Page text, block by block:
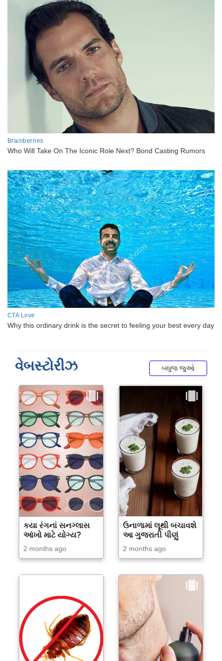
વેબસ્ટોરીઝ બધુજ જુઓ
કયા રંગનાં સનગ્લાસ
આંખો માટે યોગ્ય?
2 months ago
ઉનાળામાં લૂથી બચાવશે
આ ગુજરાતી પીણું
2 months ago